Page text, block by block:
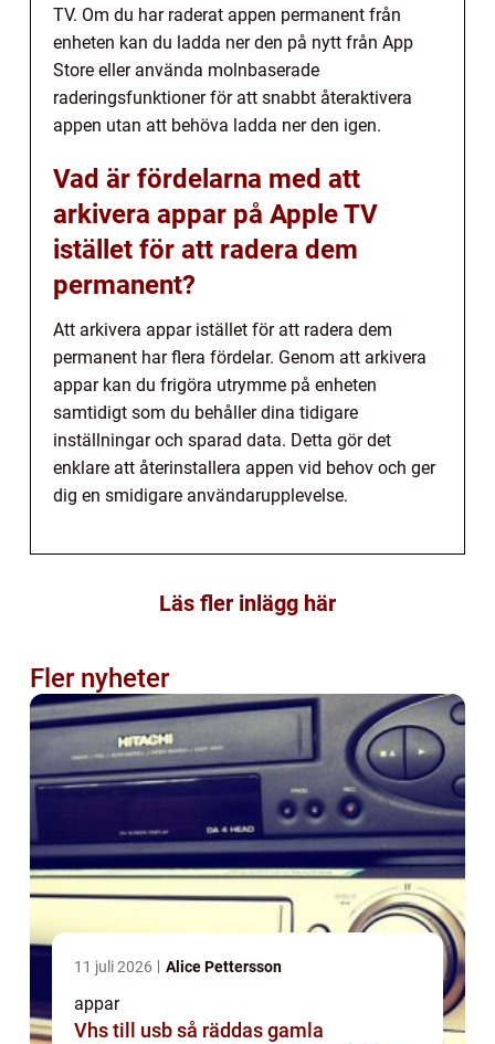
TV. Om du har raderat appen permanent från
enheten kan du ladda ner den på nytt från App
Store eller använda molnbaserade
raderingsfunktioner för att snabbt återaktivera
appen utan att behöva ladda ner den igen.
Vad är fördelarna med att
arkivera appar på Apple TV
istället för att radera dem
permanent?
Att arkivera appar istället för att radera dem
permanent har flera fördelar. Genom att arkivera
appar kan du frigöra utrymme på enheten
samtidigt som du behåller dina tidigare
inställningar och sparad data. Detta gör det
enklare att återinstallera appen vid behov och ger
dig en smidigare användarupplevelse.
Läs fler inlägg här
Fler nyheter
11 juli 2026 Alice Pettersson
appar
Vhs till usb så räddas gamla